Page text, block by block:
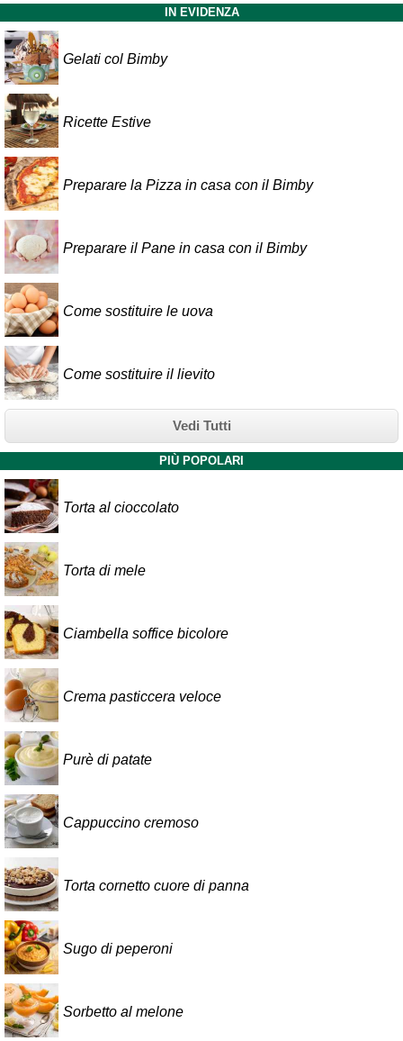
IN EVIDENZA
Gelati col Bimby
Ricette Estive
Preparare la Pizza in casa con il Bimby
Preparare il Pane in casa con il Bimby
Come sostituire le uova
Come sostituire il lievito
Vedi Tutti
PIÙ POPOLARI
Torta al cioccolato
Torta di mele
Ciambella soffice bicolore
Crema pasticcera veloce
Purè di patate
Cappuccino cremoso
Torta cornetto cuore di panna
Sugo di peperoni
Sorbetto al melone